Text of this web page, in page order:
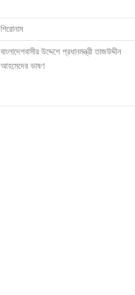
শিরোনাম
বাংলাদেশবাসীর উদ্দেশে প্রধানমন্ত্রী তাজউদ্দীন
আহমেদের ভাষণ